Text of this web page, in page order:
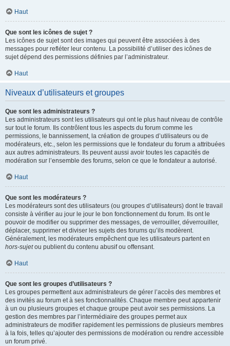
Haut
Que sont les icônes de sujet ?
Les icônes de sujet sont des images qui peuvent être associées à des
messages pour refléter leur contenu. La possibilité d’utiliser des icônes de
sujet dépend des permissions définies par l’administrateur.
Haut
Niveaux d’utilisateurs et groupes
Que sont les administrateurs ?
Les administrateurs sont les utilisateurs qui ont le plus haut niveau de contrôle
sur tout le forum. Ils contrôlent tous les aspects du forum comme les
permissions, le bannissement, la création de groupes d’utilisateurs ou de
modérateurs, etc., selon les permissions que le fondateur du forum a attribuées
aux autres administrateurs. Ils peuvent aussi avoir toutes les capacités de
modération sur l’ensemble des forums, selon ce que le fondateur a autorisé.
Haut
Que sont les modérateurs ?
Les modérateurs sont des utilisateurs (ou groupes d’utilisateurs) dont le travail
consiste à vérifier au jour le jour le bon fonctionnement du forum. Ils ont le
pouvoir de modifier ou supprimer des messages, de verrouiller, déverrouiller,
déplacer, supprimer et diviser les sujets des forums qu’ils modèrent.
Généralement, les modérateurs empêchent que les utilisateurs partent en
hors-sujetou publient du contenu abusif ou offensant.
Haut
Que sont les groupes d’utilisateurs ?
Les groupes permettent aux administrateurs de gérer l’accès des membres et
des invités au forum et à ses fonctionnalités. Chaque membre peut appartenir
à un ou plusieurs groupes et chaque groupe peut avoir ses permissions. La
gestion des membres par l’intermédiaire des groupes permet aux
administrateurs de modifier rapidement les permissions de plusieurs membres
à la fois, telles qu’ajouter des permissions de modération ou rendre accessible
un forum privé.